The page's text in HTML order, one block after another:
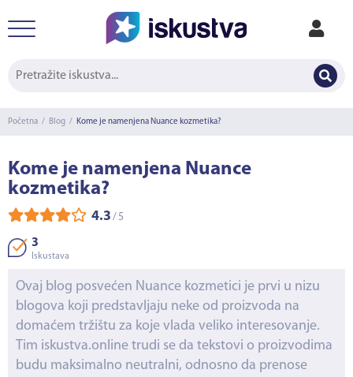
Početna / Blog / Kome je namenjena Nuance kozmetika?
Kome je namenjena Nuance
kozmetika?
4.3 / 5
3
Iskustava
Ovaj blog posvećen Nuance kozmetici je prvi u nizu
blogova koji predstavljaju neke od proizvoda na
domaćem tržištu za koje vlada veliko interesovanje.
Tim iskustva.online trudi se da tekstovi o proizvodima
budu maksimalno neutralni, odnosno da prenose